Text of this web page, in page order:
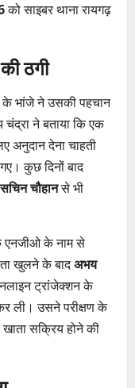
को साइबर थाना रायगढ़
ठगी
के भांजे ने उसकी पहचान
ने बताया कि एक
अनुदान देना चाहती
कुछ दिनों बाद
सचिन चौहानसे भी
एनजीओ के नाम से
खुलने के बादअभय
ट्रांजेक्शन के
ली। उसने परीक्षण के
सक्रिय होने की